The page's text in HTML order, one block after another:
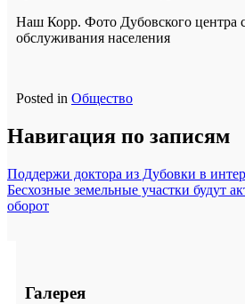
Наш Корр. Фото Дубовского центра
обслуживания населения
Posted in Общество
Навигация по записям
Поддержи доктора из Дубовки в
Бесхозные земельные участки будут
оборот
Галерея